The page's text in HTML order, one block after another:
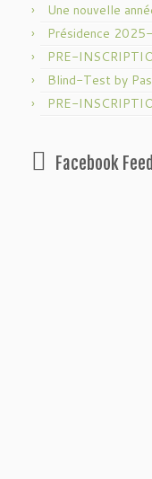
Une nouvelle
Présidence
PRE-
Blind-Test by
PRE-
Facebook Feed